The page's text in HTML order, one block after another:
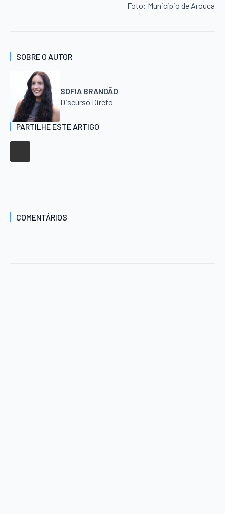
Foto: Município de Arouca
SOBRE O AUTOR
SOFIA BRANDÃO
Discurso Direto
PARTILHE ESTE ARTIGO
COMENTÁRIOS